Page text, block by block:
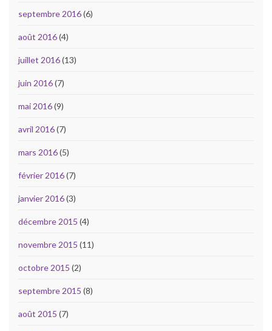
septembre 2016(6)
août 2016(4)
juillet 2016(13)
juin 2016(7)
mai 2016(9)
avril 2016(7)
mars 2016(5)
février 2016(7)
janvier 2016(3)
décembre 2015 (4)
novembre 2015 (11)
octobre 2015 (2)
septembre 2015 (8)
août 2015 (7)